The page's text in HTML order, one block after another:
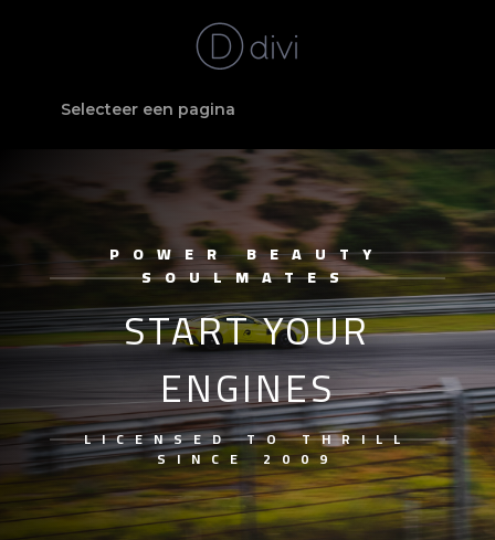
Selecteer een pagina
POWER BEAUTY
SOULMATES
START YOUR
ENGINES
LICENSED TO THRILL
SINCE 2009